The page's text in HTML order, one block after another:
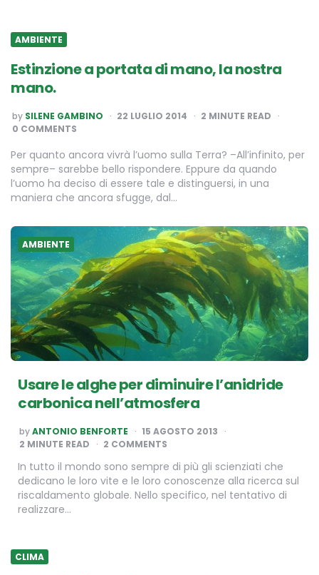
AMBIENTE
Estinzione a portata di mano, la nostra
mano.
POSTED
BY
by SILENE GAMBINO 22 LUGLIO 2014 2 MINUTE READ
0 COMMENTS
Per quanto ancora vivrà l’uomo sulla Terra? –All’infinito, per
sempre– sarebbe bello rispondere. Eppure da quando
l’uomo ha deciso di essere tale e distinguersi, in una
maniera che ancora sfugge, dal…
AMBIENTE
Usare le alghe per diminuire l’anidride
carbonica nell’atmosfera
POSTED
BY
byANTONIO BENFORTE
15 AGOSTO 2013
2 MINUTE READ 2 COMMENTS
In tutto il mondo sono sempre di più gli scienziati che
dedicano le loro vite e le loro conoscenze alla ricerca sul
riscaldamento globale. Nello specifico, nel tentativo di
realizzare…
CLIMA